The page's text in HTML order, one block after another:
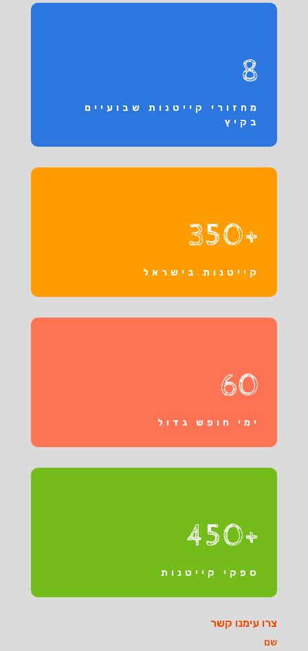
8
מחזורי קייטנות שבועיים
בקיץ
+350
קייטנות בישראל
60
ימי חופש גדול
+450
ספקי קייטנות
צרו עימנו קשר
שם